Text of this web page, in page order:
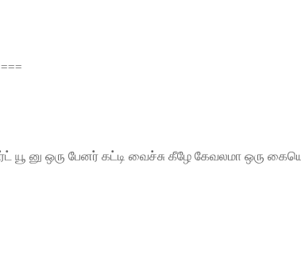
னு ஒரு பேனர் கட்டி வைச்சு கீழே கேவலமா ஒரு